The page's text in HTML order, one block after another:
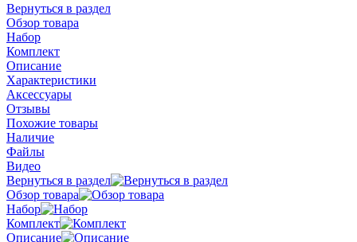
Вернуться в раздел
Обзор товара
Набор
Комплект
Описание
Характеристики
Аксессуары
Отзывы
Похожие товары
Наличие
Файлы
Видео
Вернуться в раздел
Обзор товара
Набор
Комплект
Описание